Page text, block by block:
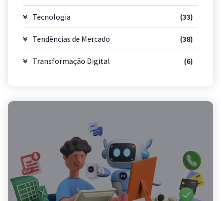
Tecnologia (33)
Tendências de Mercado (38)
Transformação Digital (6)